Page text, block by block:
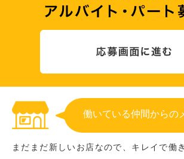
働いている仲間からの
まだまだ新しいお店なので、キレイで働